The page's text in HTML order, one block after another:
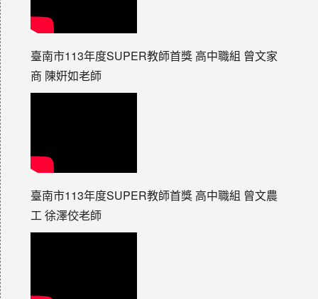
臺南市113年度SUPER教師首獎 高中職組 曾文家
商 陳姸如老師
臺南市113年度SUPER教師首獎 高中職組 曾文農
工 徐澤佼老師